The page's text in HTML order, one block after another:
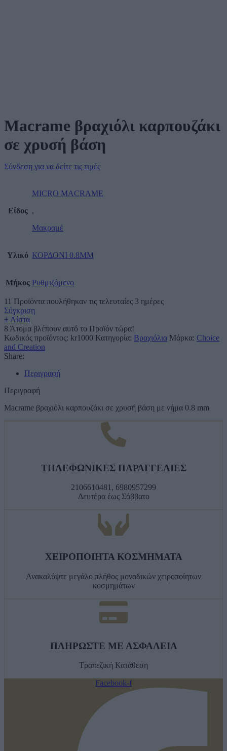
Macrame βραχιόλι καρπουζάκι
σε χρυσή βάση
Σύνδεση για να δείτε τις τιμές
Είδος
MICRO MACRAME
,
Μακραμέ
Υλικό ΚΟΡΔΟΝΙ 0.8MM
Μήκος Ρυθμιζόμενο
11 Προϊόντα πουλήθηκαν τις τελευταίες 3 ημέρες
Σύγκριση
+ Λίστα
8 Άτομα βλέπουν αυτό το Προϊόν τώρα!
Κωδικός προϊόντος: kr1000 Κατηγορία: Βραχιόλια Μάρκα: Choice
and Creation
Share:
Περιγραφή
Περιγραφή
Macrame βραχιόλι καρπουζάκι σε χρυσή βάση με νήμα 0.8 mm
ΤΗΛΕΦΩΝΙΚΕΣ ΠΑΡΑΓΓΕΛΙΕΣ
2106610481, 6980957299
Δευτέρα έως Σάββατο
ΧΕΙΡΟΠΟΙΗΤΑ ΚΟΣΜΗΜΑΤΑ
Ανακαλύψτε μεγάλο πλήθος μοναδικών χειροποίητων
κοσμημάτων
ΠΛΗΡΩΣΤΕ ΜΕ ΑΣΦΑΛΕΙΑ
Τραπεζική Κατάθεση
Facebook-f